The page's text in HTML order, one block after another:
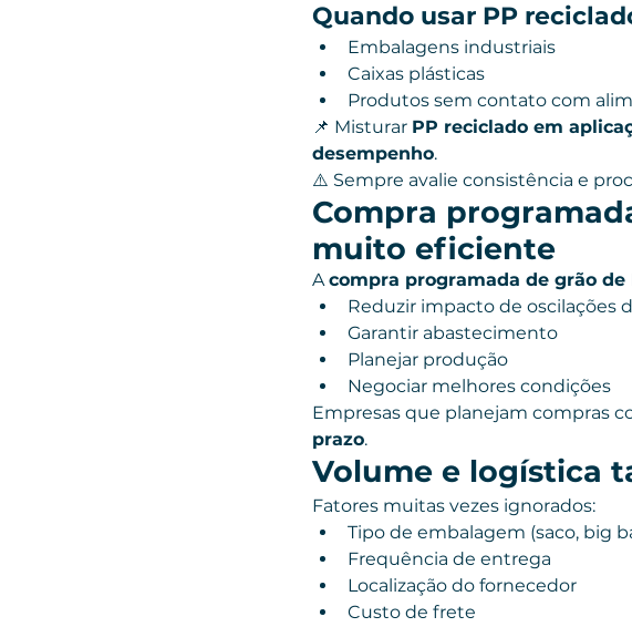
Quando usar PP
Embalagens industriais
Caixas plásticas
Produtos sem contato com
📌 Misturar PP reciclado em
desempenho.
⚠️ Sempre avalie consistência e
Compra
muito eficiente
A compra programada de grão de
Reduzir impacto de oscilações
Garantir abastecimento
Planejar produção
Negociar melhores condições
Empresas que planejam compras
prazo.
Volume e logística
Fatores muitas vezes ignorados:
Tipo de embalagem (saco, big
Frequência de entrega
Localização do fornecedor
Custo de frete